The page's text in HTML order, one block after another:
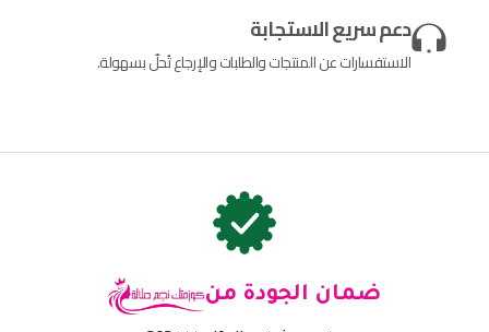
دعم سريع الاستجابة
الاستفسارات عن المنتجات والطلبات والإرجاع تُحلّ بسهولة.
ضمان الجودة من